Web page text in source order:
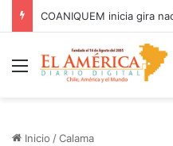
Menú
Inicio /Calama